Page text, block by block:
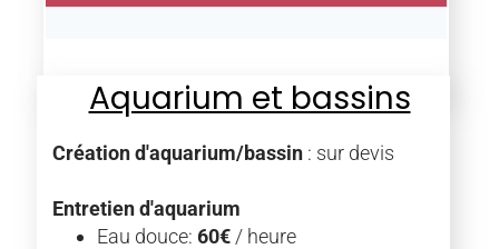
Aquarium et bassins
Création d'aquarium/bassin : sur devis
Entretien d'aquarium
Eau douce: 60€ / heure